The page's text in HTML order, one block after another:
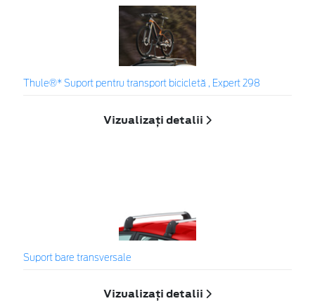
Thule®* Suport pentru transport bicicletă , Expert 298
Vizualizați detalii
Suport bare transversale
Vizualizați detalii